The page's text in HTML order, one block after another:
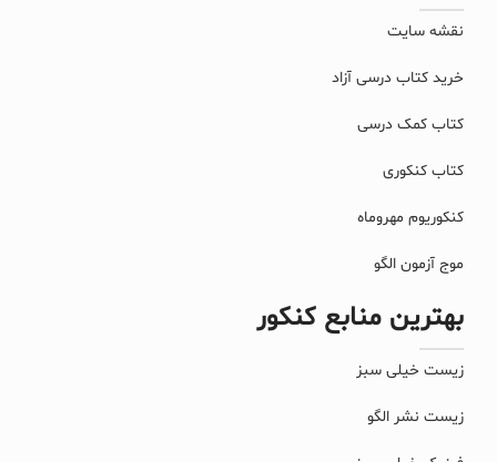
نقشه سایت
خرید کتاب درسی آزاد
کتاب کمک درسی
کتاب کنکوری
کنکوریوم مهروماه
موج آزمون الگو
بهترین منابع کنکور
زیست خیلی سبز
زیست نشر الگو